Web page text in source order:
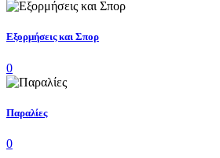
Εξορμήσεις και Σπορ
0
Παραλίες
0